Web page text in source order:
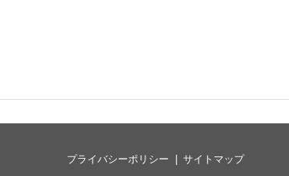
プライバシーポリシー サイトマップ